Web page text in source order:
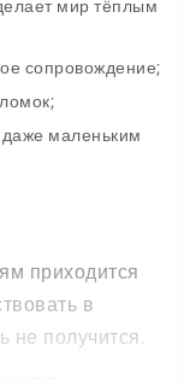
мир тёплым
сопровождение;
маленьким
приходится
в
не получится.